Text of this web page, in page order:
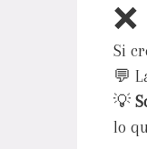
Si
💬
💡
lo